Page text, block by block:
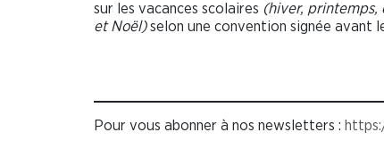
sur les vacances scolaires (hiver, printemps,
et Noël)selon une convention signée avant
Pour vous abonner à nos newsletters :